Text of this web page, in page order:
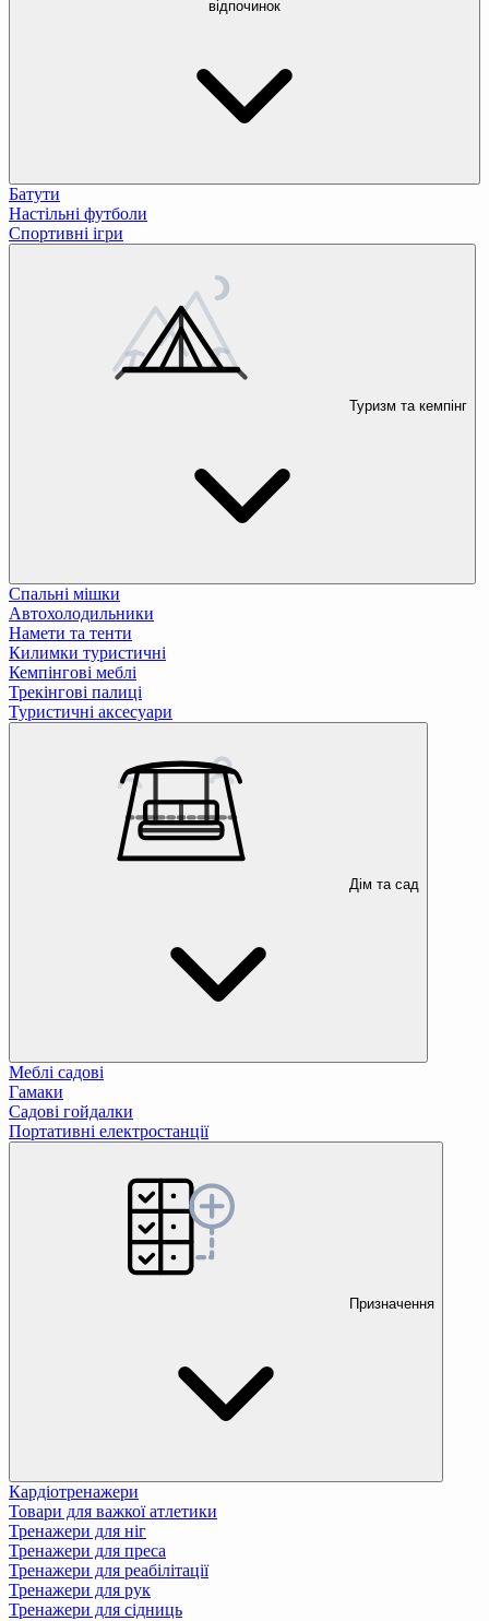
відпочинок
Батути
Настільні футболи
Спортивні ігри
Туризм та кемпінг
Спальні мішки
Автохолодильники
Намети та тенти
Килимки туристичні
Кемпінгові меблі
Трекінгові палиці
Туристичні аксесуари
Дім та сад
Меблі садові
Гамаки
Садові гойдалки
Портативні електростанції
Призначення
Кардіотренажери
Товари для важкої атлетики
Тренажери для ніг
Тренажери для преса
Тренажери для реабілітації
Тренажери для рук
Тренажери для сідниць